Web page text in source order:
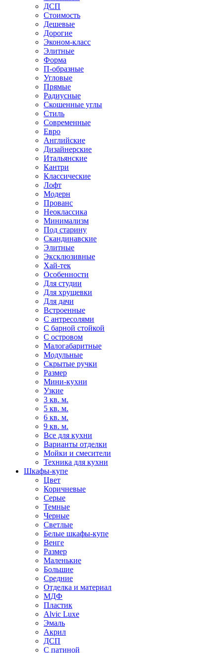
ДСП
Стоимость
Дешевые
Дорогие
Эконом-класс
Элитные
Форма
П-образные
Угловые
Прямые
Радиусные
Скошенные углы
Стиль
Современные
Евро
Английские
Дизайнерские
Итальянские
Кантри
Классические
Лофт
Модерн
Прованс
Неоклассика
Минимализм
Под старину
Скандинавские
Элитные
Эксклюзивные
Хай-тек
Особенности
Для студии
Для хрущевки
Для дачи
Встроенные
С антресолями
С барной стойкой
С островом
Малогабаритные
Модульные
Скрытые ручки
Размер
Мини-кухни
Узкие
3 кв. м.
5 кв. м.
6 кв. м.
9 кв. м.
Все для кухни
Варианты отделки
Мойки и смесители
Техника для кухни
Шкафы-купе
Цвет
Коричневые
Серые
Темные
Черные
Светлые
Белые шкафы-купе
Венге
Размер
Маленькие
Большие
Средние
Отделка и материал
МДФ
Пластик
Alvic Luxe
Эмаль
Акрил
ДСП
С патиной